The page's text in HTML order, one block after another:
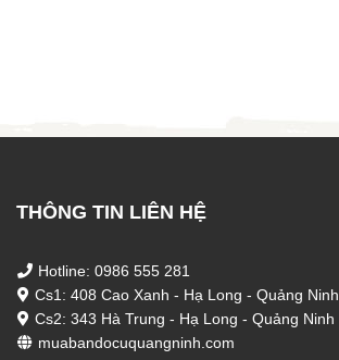
THÔNG TIN LIÊN HỆ
Hotline: 0986 555 281
Cs1: 408 Cao Xanh - Hạ Long - Quảng Ninh
Cs2: 343 Hà Trung - Hạ Long - Quảng Ninh
muabandocuquangninh.com